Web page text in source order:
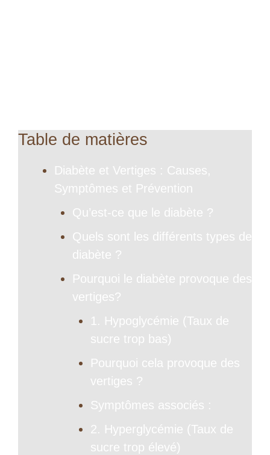
Table de matières
Diabète et Vertiges : Causes,
Symptômes et Prévention
Qu’est-ce que le diabète ?
Quels sont les différents types de
diabète ?
Pourquoi le diabète provoque des
vertiges?
1. Hypoglycémie (Taux de
sucre trop bas)
Pourquoi cela provoque des
vertiges ?
Symptômes associés :
2. Hyperglycémie (Taux de
sucre trop élevé)